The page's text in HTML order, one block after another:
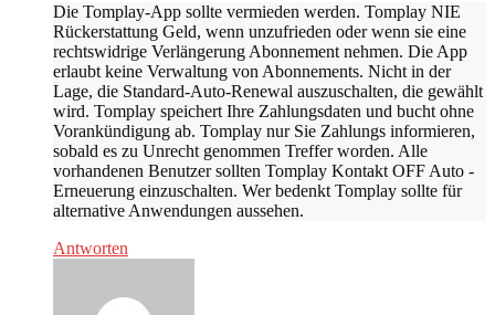
Die Tomplay-App sollte vermieden werden. Tomplay NIE
Rückerstattung Geld, wenn unzufrieden oder wenn sie eine
rechtswidrige Verlängerung Abonnement nehmen. Die App
erlaubt keine Verwaltung von Abonnements. Nicht in der
Lage, die Standard-Auto-Renewal auszuschalten, die gewählt
wird. Tomplay speichert Ihre Zahlungsdaten und bucht ohne
Vorankündigung ab. Tomplay nur Sie Zahlungs informieren,
sobald es zu Unrecht genommen Treffer worden. Alle
vorhandenen Benutzer sollten Tomplay Kontakt OFF Auto -
Erneuerung einzuschalten. Wer bedenkt Tomplay sollte für
alternative Anwendungen aussehen.
Antworten